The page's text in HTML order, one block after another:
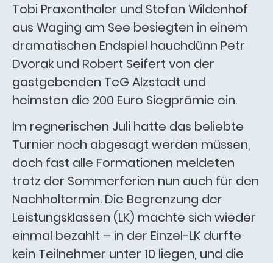
Tobi Praxenthaler und Stefan Wildenhof
aus Waging am See besiegten in einem
dramatischen Endspiel hauchdünn Petr
Dvorak und Robert Seifert von der
gastgebenden TeG Alzstadt und
heimsten die 200 Euro Siegprämie ein.
Im regnerischen Juli hatte das beliebte
Turnier noch abgesagt werden müssen,
doch fast alle Formationen meldeten
trotz der Sommerferien nun auch für den
Nachholtermin. Die Begrenzung der
Leistungsklassen (LK) machte sich wieder
einmal bezahlt – in der Einzel-LK durfte
kein Teilnehmer unter 10 liegen, und die